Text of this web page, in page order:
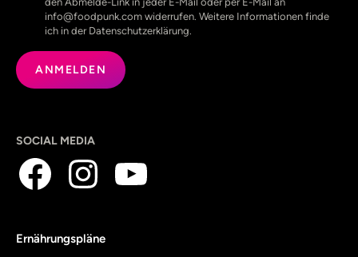
info@foodpunk.com widerrufen. Weitere Informationen finde
ich in der Datenschutzerklärung.
SOCIAL MEDIA
Ernährungspläne